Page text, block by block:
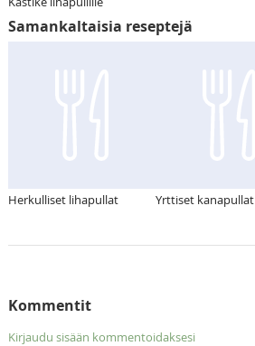
Samankaltaisia reseptejä
Herkulliset lihapullat Yrttiset kanapullat
Kommentit
Kirjaudu sisään kommentoidaksesi